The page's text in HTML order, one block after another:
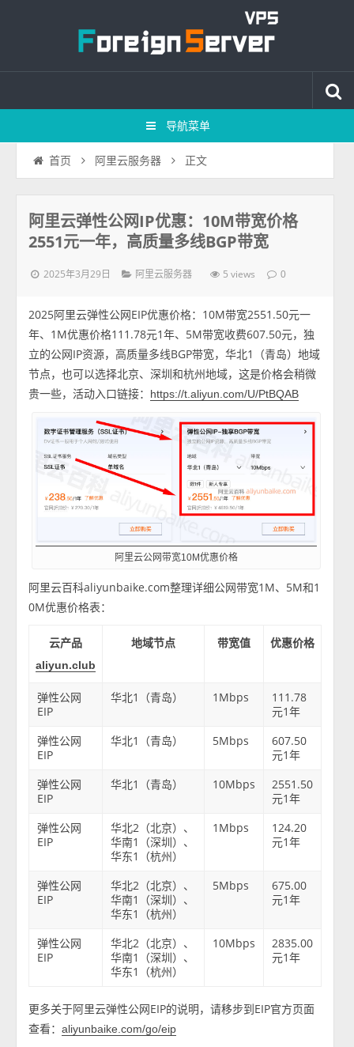
导航菜单
首页 阿里云服务器 正文
阿里云弹性公网IP优惠：10M带宽价格
2551元一年，高质量多线BGP带宽
2025年3月29日 阿里云服务器 5 views 0
2025阿里云弹性公网EIP优惠价格：10M带宽2551.50元一
年、1M优惠价格111.78元1年、5M带宽收费607.50元，独
立的公网IP资源，高质量多线BGP带宽，华北1（青岛）地域
节点，也可以选择北京、深圳和杭州地域，这是价格会稍微
贵一些，活动入口链接：
https://t.aliyun.com/U/PtBQAB
阿里云公网带宽10M优惠价格
阿里云百科aliyunbaike.com整理详细公网带宽1M、5M和1
0M优惠价格表：
云产品
aliyun.club
地域节点 带宽值 优惠价格
弹性公网
EIP
华北1（青岛） 1Mbps
111.78
元1年
弹性公网
EIP
华北1（青岛） 5Mbps
607.50
元1年
弹性公网
EIP
华北1（青岛） 10Mbps
2551.50
元1年
弹性公网
EIP
华北2（北京）、
华南1（深圳）、
华东1（杭州）
1Mbps
124.20
元1年
弹性公网
EIP
华北2（北京）、
华南1（深圳）、
华东1（杭州）
5Mbps
675.00
元1年
弹性公网
EIP
华北2（北京）、
华南1（深圳）、
华东1（杭州）
10Mbps
2835.00
元1年
更多关于阿里云弹性公网EIP的说明，请移步到EIP官方页面
查看：aliyunbaike.com/go/eip